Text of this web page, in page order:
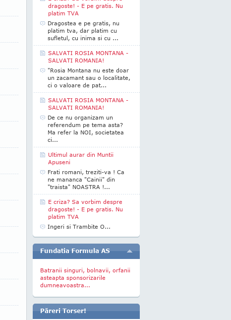
dragoste! - E pe gratis. Nu
platim TVA
Dragostea e pe gratis, nu
platim tva, dar platim cu
sufletul, cu inima si cu ...
SALVATI ROSIA MONTANA -
SALVATI ROMANIA!
"Rosia Montana nu este doar
un zacamant sau o localitate,
ci o valoare de pat...
SALVATI ROSIA MONTANA -
SALVATI ROMANIA!
De ce nu organizam un
referendum pe tema asta?
Ma refer la NOI, societatea
ci...
Ultimul aurar din Muntii
Apuseni
Frati romani, treziti-va ! Ca
ne mananca "Cainii" din
"traista" NOASTRA !...
E criza? Sa vorbim despre
dragoste! - E pe gratis. Nu
platim TVA
Ingeri si Trambite O...
Fundatia Formula AS
Batranii singuri, bolnavii, orfanii
asteapta sponsorizarile
dumneavoastra...
Păreri Torser!